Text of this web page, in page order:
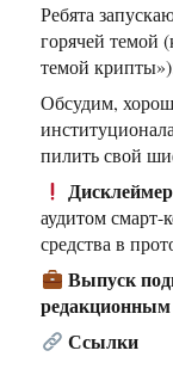
Ребята
горячей темой
темой
Обсудим,
пилить свой
аудитом смарт-
средства в
Выпуск
Ссылки